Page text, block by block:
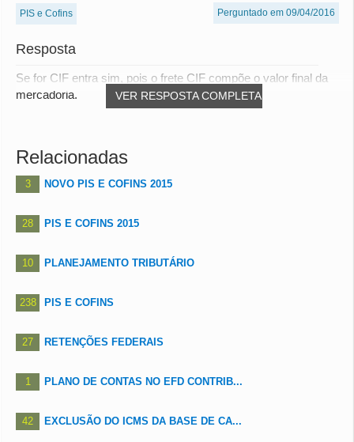
PIS e Cofins Perguntado em 09/04/2016
Resposta
VER RESPOSTA COMPLETA
Se for CIF entra sim, pois o frete CIF compõe o valor final da
mercadoria.
Relacionadas
3 NOVO PIS E COFINS 2015
28 PIS E COFINS 2015
10 PLANEJAMENTO TRIBUTÁRIO
238 PIS E COFINS
27 RETENÇÕES FEDERAIS
1 PLANO DE CONTAS NO EFD CONTRIB...
42 EXCLUSÃO DO ICMS DA BASE DE CA...